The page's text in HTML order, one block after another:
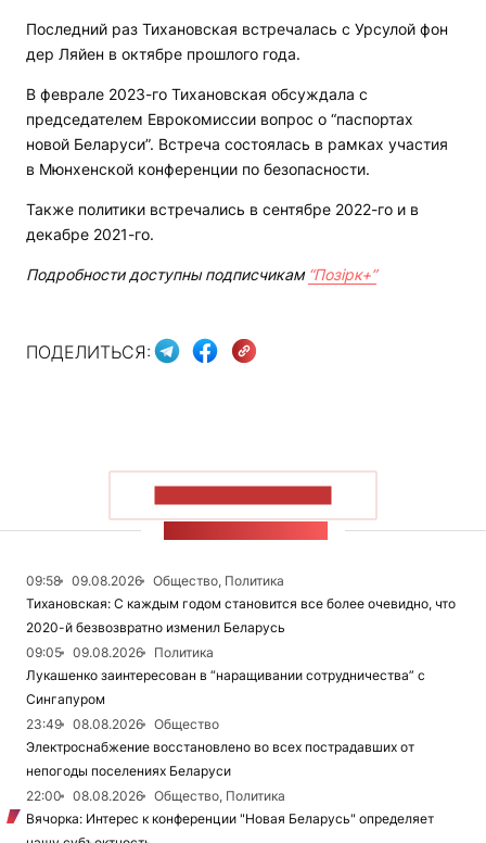
Последний раз Тихановская встречалась с Урсулой фон
дер Ляйен в октябре прошлого года.
В феврале 2023-го Тихановская обсуждала с
председателем Еврокомиссии вопрос о “паспортах
новой Беларуси”. Встреча состоялась в рамках участия
в Мюнхенской конференции по безопасности.
Также политики встречались в сентябре 2022-го и в
декабре 2021-го.
Подробности доступны подписчикам “Позірк+”
ПОДЕЛИТЬСЯ:
09:58 09.08.2026
Общество, Политика
Тихановская: С каждым годом становится все более очевидно, что
2020-й безвозвратно изменил Беларусь
09:05
09.08.2026
Политика
Лукашенко заинтересован в “наращивании сотрудничества” с
Сингапуром
23:49
08.08.2026
Общество
Электроснабжение восстановлено во всех пострадавших от
непогоды поселениях Беларуси
22:00
08.08.2026
Общество, Политика
Вячорка: Интерес к конференции "Новая Беларусь" определяет